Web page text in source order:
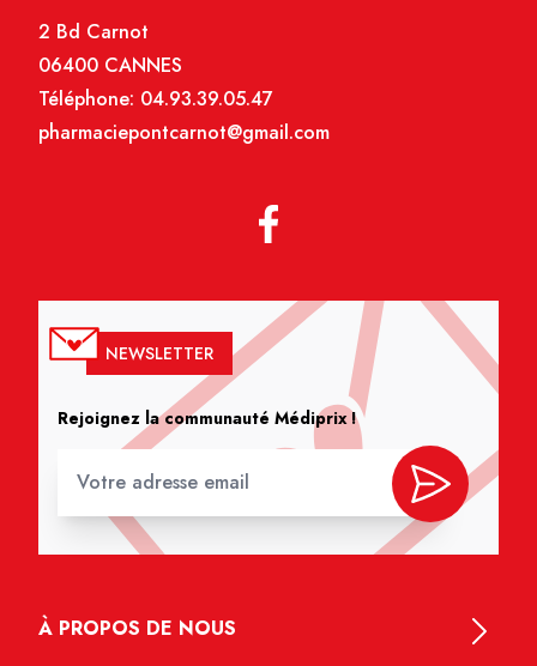
2 Bd Carnot
06400 CANNES
Téléphone: 04.93.39.05.47
pharmaciepontcarnot@gmail.com
NEWSLETTER
Rejoignez la communauté Médiprix !
À PROPOS DE NOUS